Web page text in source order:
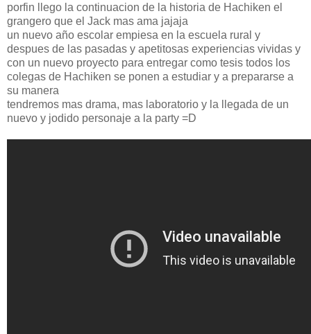
porfin llego la continuacion de la historia de Hachiken el
grangero que el Jack mas ama jajaja
un nuevo año escolar empiesa en la escuela rural y
despues de las pasadas y apetitosas experiencias vividas y
con un nuevo proyecto para entregar como tesis todos los
colegas de Hachiken se ponen a estudiar y a prepararse a
su manera
tendremos mas drama, mas laboratorio y la llegada de un
nuevo y jodido personaje a la party =D